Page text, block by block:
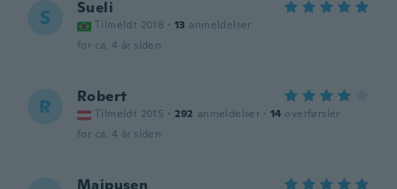
S Sueli
Tilmeldt 2018 · 13 anmeldelser
for ca. 4 år siden
R Robert
Tilmeldt 2015 · 292 anmeldelser · 14 overførsler
for ca. 4 år siden
Maipusen